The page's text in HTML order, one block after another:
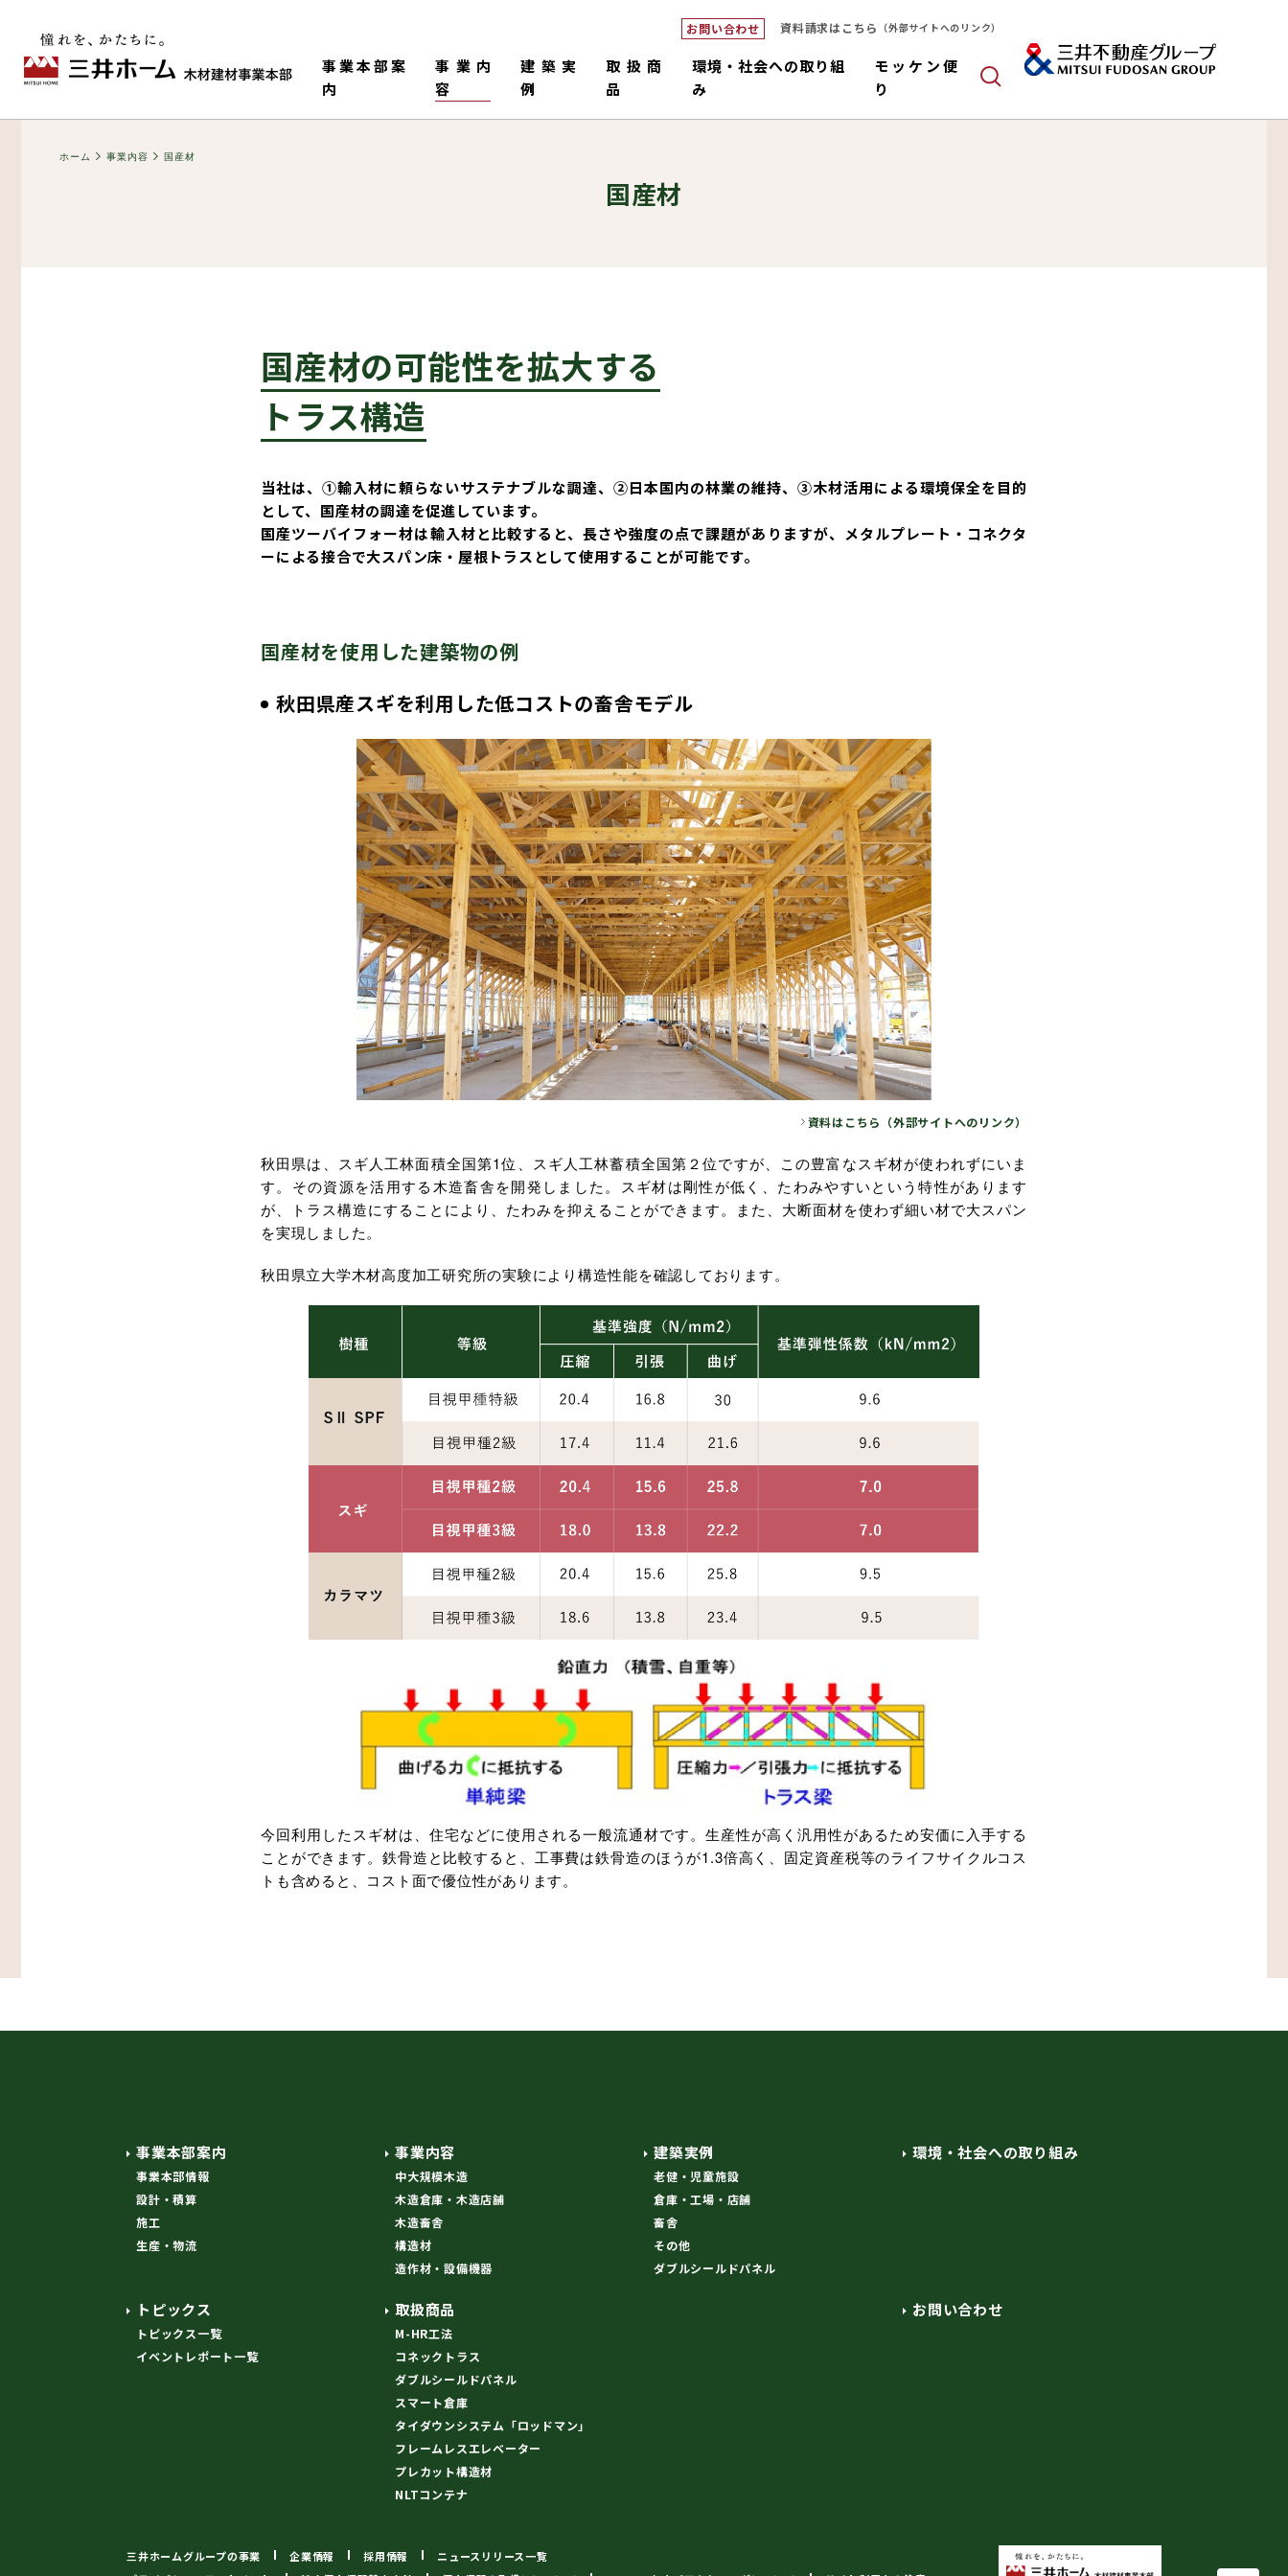
お問い合わせ 資料請求はこちら （外部サイトへのリンク）
事業本部案
内
事業本部情報 販売・施工
生産・物流
事業内
容
構造材 国産材
木造倉庫・木造店舗 木造畜舎 造作材・設備機器・二重床
建築実
例
老健・児童施設 倉庫・工場・店舗
その他 ダブルシールドパネル
取扱商
品
M-HR工法（木造でつくるピロ
ティ）
コネックトラス
スマート倉庫
タイダウンシステム
プレカット構造材 NLTコンテナ
環境・社会への取り組
み
モッケン便
り
ホーム 事業内容 国産材
国産材
国産材の可能性を拡大する
トラス構造
当社は、①輸入材に頼らないサステナブルな調達、②日本国内の林業の維持、③木材活用による環境保全を目的
として、国産材の調達を促進しています。
国産ツーバイフォー材は輸入材と比較すると、長さや強度の点で課題がありますが、メタルプレート・コネクタ
ーによる接合で大スパン床・屋根トラスとして使用することが可能です。
国産材を使用した建築物の例
秋田県産スギを利用した低コストの畜舎モデル
資料はこちら（外部サイトへのリンク）
秋田県は、スギ人工林面積全国第1位、スギ人工林蓄積全国第２位ですが、この豊富なスギ材が使われずにいま
す。その資源を活用する木造畜舎を開発しました。スギ材は剛性が低く、たわみやすいという特性があります
が、トラス構造にすることにより、たわみを抑えることができます。また、大断面材を使わず細い材で大スパン
を実現しました。
秋田県立大学木材高度加工研究所の実験により構造性能を確認しております。
今回利用したスギ材は、住宅などに使用される一般流通材です。生産性が高く汎用性があるため安価に入手する
ことができます。鉄骨造と比較すると、工事費は鉄骨造のほうが1.3倍高く、固定資産税等のライフサイクルコス
トも含めると、コスト面で優位性があります。
事業本部案内
事業本部情報
設計・積算
施工
生産・物流
事業内容
中大規模木造
木造倉庫・木造店舗
木造畜舎
構造材
造作材・設備機器
建築実例
老健・児童施設
倉庫・工場・店舗
畜舎
その他
ダブルシールドパネル
環境・社会への取り組み
トピックス
トピックス一覧
イベントレポート一覧
取扱商品
M-HR工法
コネックトラス
ダブルシールドパネル
スマート倉庫
タイダウンシステム「ロッドマン」
フレームレスエレベーター
プレカット構造材
NLTコンテナ
お問い合わせ
三井ホームグループの事業 企業情報 採用情報
ニュースリリース一覧